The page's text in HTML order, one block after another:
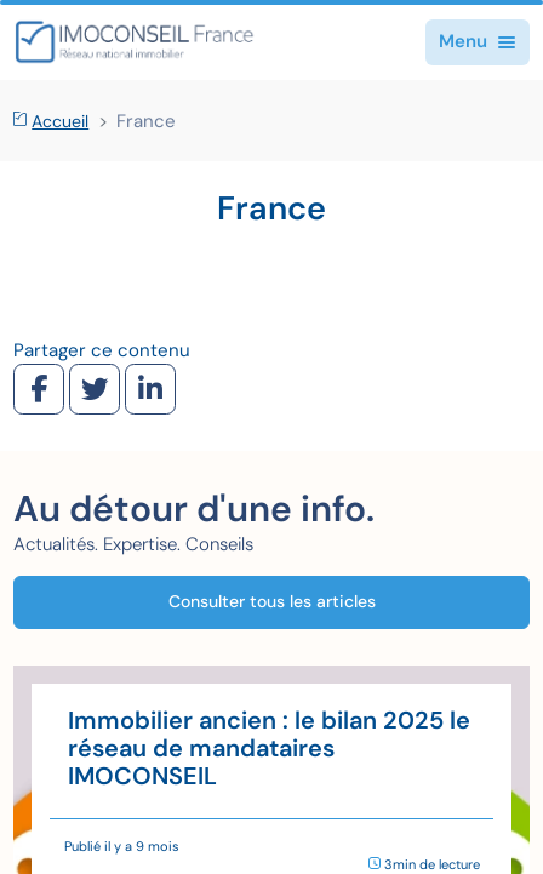
Menu
Accueil France
France
Partager ce contenu
Au détour d'une info.
Actualités. Expertise. Conseils
Consulter tous les articles
Immobilier ancien : le bilan 2025 le
réseau de mandataires
IMOCONSEIL
Publié il y a 9 mois
3min de lecture